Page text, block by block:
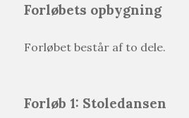
Forløbets opbygning
Forløbet består af to dele.
Forløb 1: Stoledansen